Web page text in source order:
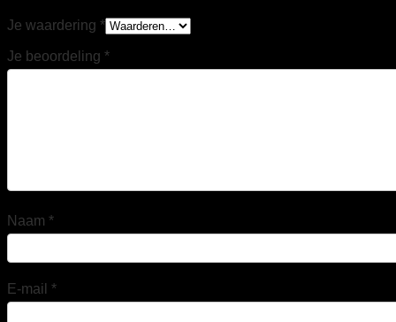
Je waardering *
Je beoordeling *
Naam *
E-mail *